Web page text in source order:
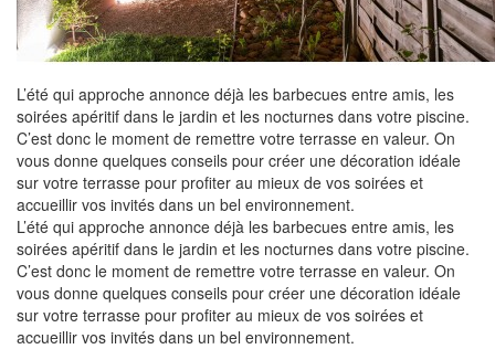
L’été qui approche annonce déjà les barbecues entre amis, les
soirées apéritif dans le jardin et les nocturnes dans votre piscine.
C’est donc le moment de remettre votre terrasse en valeur. On
vous donne quelques conseils pour créer une décoration idéale
sur votre terrasse pour profiter au mieux de vos soirées et
accueillir vos invités dans un bel environnement.
L’été qui approche annonce déjà les barbecues entre amis, les
soirées apéritif dans le jardin et les nocturnes dans votre piscine.
C’est donc le moment de remettre votre terrasse en valeur. On
vous donne quelques conseils pour créer une décoration idéale
sur votre terrasse pour profiter au mieux de vos soirées et
accueillir vos invités dans un bel environnement.